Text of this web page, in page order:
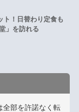
ト！日替わり定食も
」を訪れる
全部を許諾なく転